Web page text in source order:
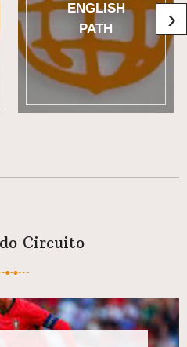
ENGLISH
PATH
›
Circuito